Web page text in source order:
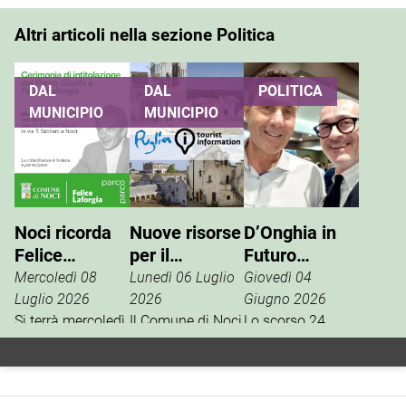
Altri articoli nella sezione Politica
DAL
MUNICIPIO
Noci ricorda
Felice
Laforgia, il
parco giochi
di via Siciliani
nome
Mercoledì 08
Luglio 2026
Si terrà mercoledì
15 luglio, alle ore
19, al Parco
DAL
MUNICIPIO
Nuove risorse
per il
potenziamento
dell’info point
turistico
Lunedì 06 Luglio
2026
Il Comune di Noci
è tra i beneficiari
della misura
POLITICA
D’Onghia in
Futuro
Nazionale:
Vannacci è la
vera destra
Giovedì 04
Giugno 2026
Lo scorso 24
aprile, la
segreteria